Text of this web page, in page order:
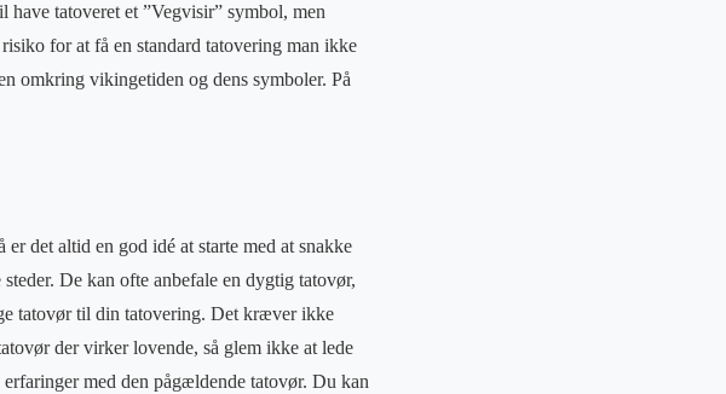
have tatoveret et ”Vegvisir” symbol, men
for at få en standard tatovering man ikke
omkring vikingetiden og dens symboler. På
det altid en god idé at starte med at snakke
De kan ofte anbefale en dygtig tatovør,
tatovør til din tatovering. Det kræver ikke
der virker lovende, så glem ikke at lede
med den pågældende tatovør. Du kan